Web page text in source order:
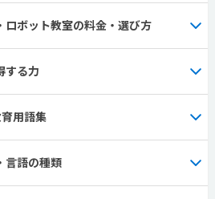
ロボット教室の料金・選び方
する力
用語集
言語の種類